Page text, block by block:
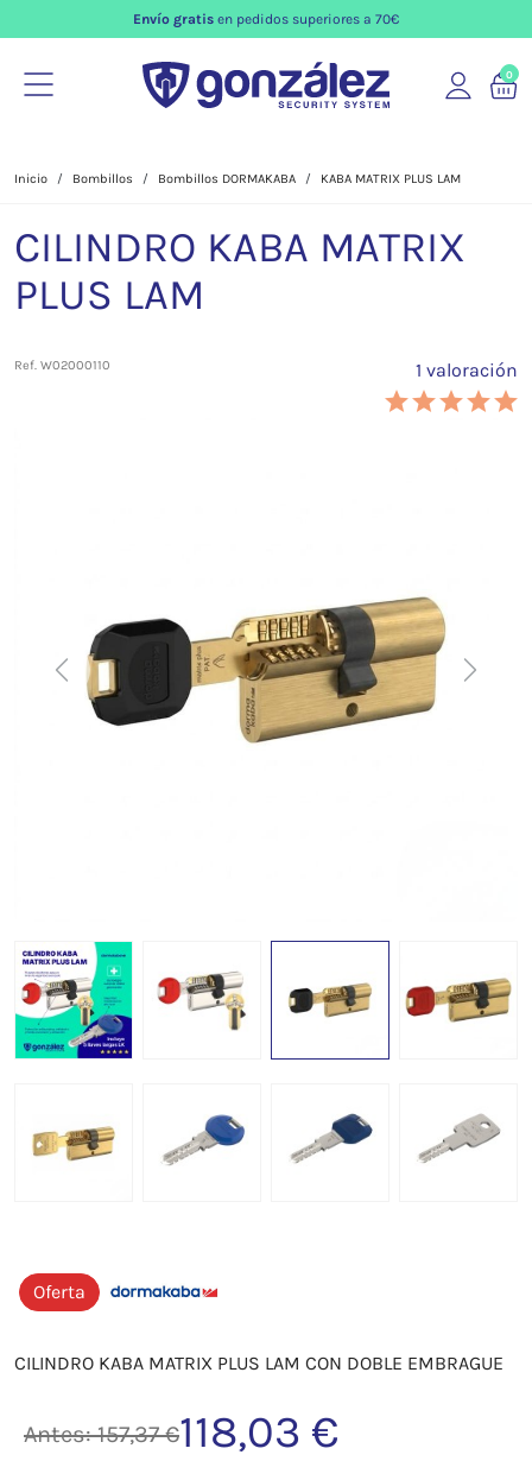
Envío gratis en pedidos superiores a 70€
0
Inicio Bombillos Bombillos DORMAKABA KABA MATRIX PLUS LAM
CILINDRO KABA MATRIX
PLUS LAM
Ref. W02000110 1 valoración
Previous Next
Oferta
CILINDRO KABA MATRIX PLUS LAM CON DOBLE EMBRAGUE
Antes: 157,37 €118,03 €